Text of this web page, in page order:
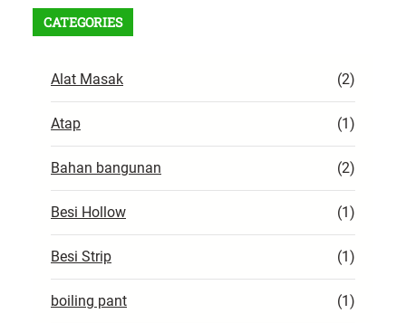
u
a
n
r
c
CATEGORIES
Alat Masak (2)
Atap (1)
Bahan bangunan (2)
Besi Hollow (1)
Besi Strip (1)
boiling pant (1)